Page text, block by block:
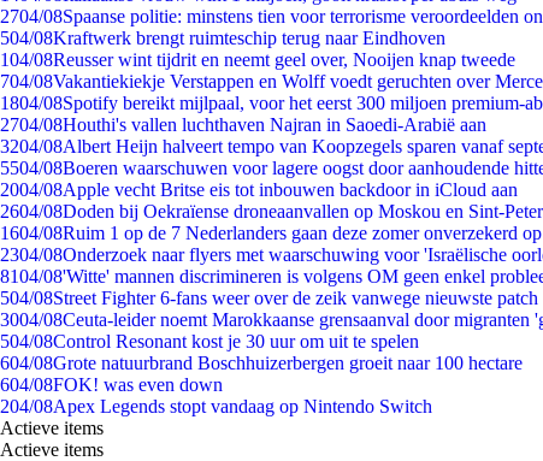
2704/08Spaanse politie: minstens tien voor terrorisme veroordeelden
504/08Kraftwerk brengt ruimteschip terug naar Eindhoven
104/08Reusser wint tijdrit en neemt geel over, Nooijen knap tweede
704/08Vakantiekiekje Verstappen en Wolff voedt geruchten over
1804/08Spotify bereikt mijlpaal, voor het eerst 300 miljoen premium-
2704/08Houthi's vallen luchthaven Najran in Saoedi-Arabië aan
3204/08Albert Heijn halveert tempo van Koopzegels sparen vanaf
5504/08Boeren waarschuwen voor lagere oogst door aanhoudende
2004/08Apple vecht Britse eis tot inbouwen backdoor in iCloud aan
2604/08Doden bij Oekraïense droneaanvallen op Moskou en Sint-
1604/08Ruim 1 op de 7 Nederlanders gaan deze zomer onverzekerd
2304/08Onderzoek naar flyers met waarschuwing voor 'Israëlische
8104/08'Witte' mannen discrimineren is volgens OM geen enkel
504/08Street Fighter 6-fans weer over de zeik vanwege nieuwste patch
3004/08Ceuta-leider noemt Marokkaanse grensaanval door migranten
504/08Control Resonant kost je 30 uur om uit te spelen
604/08Grote natuurbrand Boschhuizerbergen groeit naar 100 hectare
604/08FOK! was even down
204/08Apex Legends stopt vandaag op Nintendo Switch
Actieve items
Actieve items